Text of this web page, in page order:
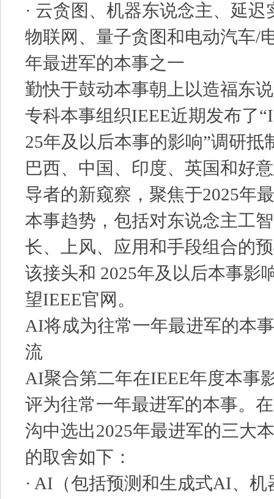
· 云贪图、机器东说念主、延
物联网、量子贪图和电动汽车/
年最进军的本事之一
勤快于鼓动本事朝上以造福东
专科本事组织IEEE近期发布了
25年及以后本事的影响”调研抵
巴西、中国、印度、英国和好
导者的新窥察，聚焦于2025年
本事趋势，包括对东说念主工
长、上风、应用和手段组合的
该接头和 2025年及以后本事影
望IEEE官网。
AI将成为往常一年最进军的本
流
AI聚合第二年在IEEE年度本事
评为往常一年最进军的本事。
沟中选出2025年最进军的三大
的取舍如下：
· AI（包括预测和生成式AI、